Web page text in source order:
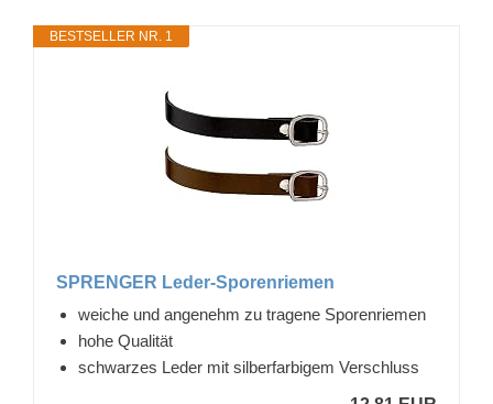
BESTSELLER NR. 1
SPRENGER Leder-Sporenriemen
weiche und angenehm zu tragene Sporenriemen
hohe Qualität
schwarzes Leder mit silberfarbigem Verschluss